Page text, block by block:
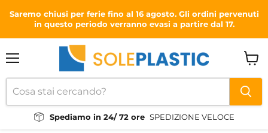
Saremo chiusi per ferie fino al 16 agosto. Gli ordini pervenuti
in questo periodo verranno evasi a partire dal 17.
Spediamo in 24/ 72 ore SPEDIZIONE VELOCE
il